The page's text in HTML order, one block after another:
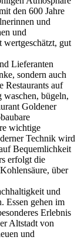
den 600 Jahre
und
und
wertgeschätzt, gut
Lieferanten
sondern auch
Restaurants auf
waschen, bügeln,
Goldener
wichtige
Technik wird
Bequemlichkeit
erfolgt die
über
und
Essen gehen im
Erlebnis
Altstadt von
und